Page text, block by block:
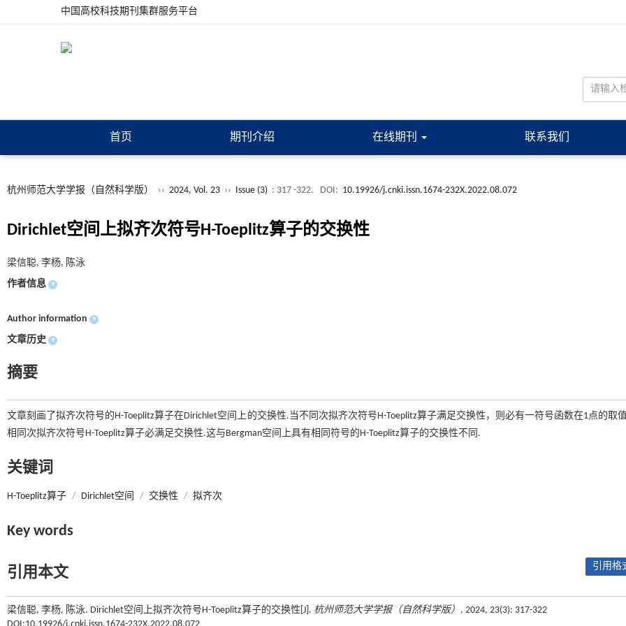
中国高校科技期刊集群服务平台
首页 期刊介绍 在线期刊 联系我们
杭州师范大学学报（自然科学版） ›› 2024, Vol. 23 ›› Issue (3) : 317 -322. DOI: 10.19926/j.cnki.issn.1674-232X.2022.08.072
Dirichlet空间上拟齐次符号H-Toeplitz算子的交换性
梁信聪, 李杨, 陈泳
作者信息 +
Author information +
文章历史 +
摘要
文章刻画了拟齐次符号的H-Toeplitz算子在Dirichlet空间上的交换性.当不同次拟齐次符号H-Toeplitz算子满足交换性，则必有一符号函数在1点的取
相同次拟齐次符号H-Toeplitz算子必满足交换性.这与Bergman空间上具有相同符号的H-Toeplitz算子的交换性不同.
关键词
H-Toeplitz算子 / Dirichlet空间 / 交换性 / 拟齐次
Key words
引用本文 引用格
梁信聪, 李杨, 陈泳. Dirichlet空间上拟齐次符号H-Toeplitz算子的交换性[J]. 杭州师范大学学报（自然科学版） , 2024, 23(3): 317-322